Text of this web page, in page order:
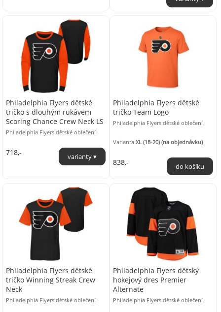
Philadelphia Flyers dětské
tričko s dlouhým rukávem
Scoring Chance Crew Neck LS
Philadelphia Flyers dětské oblečení
718,-
Philadelphia Flyers dětské
tričko Team Logo
Philadelphia Flyers dětské oblečení
VariantaXL (18-20) (na objednávku)
838,-
Philadelphia Flyers dětské
tričko Winning Streak Crew
Neck
Philadelphia Flyers dětské oblečení
Philadelphia Flyers dětský
hokejový dres Premier
Alternate
Philadelphia Flyers dětské oblečení